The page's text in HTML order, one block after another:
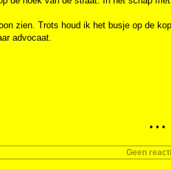
zien. Trots houd ik het busje op de
advocaat.
• • •
Geen